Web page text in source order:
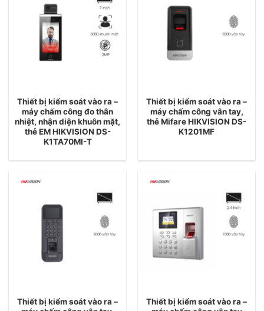
Thiết bị kiểm soát vào ra –
máy chấm công đo thân
nhiệt, nhận diện khuôn mặt,
thẻ EM HIKVISION DS-
K1TA70MI-T
Thiết bị kiểm soát vào ra –
máy chấm công vân tay,
thẻ Mifare HIKVISION DS-
K1201MF
Thiết bị kiểm soát vào ra –
Thiết bị kiểm soát vào ra –